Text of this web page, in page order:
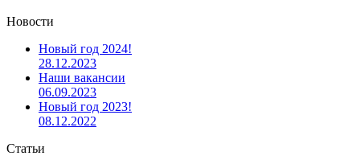
Новости
Новый год 2024!
28.12.2023
Наши вакансии
06.09.2023
Новый год 2023!
08.12.2022
Статьи